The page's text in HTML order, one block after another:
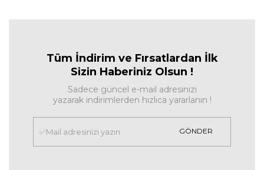
Tüm İndirim ve Fırsatlardan İlk
Sizin Haberiniz Olsun !
Sadece güncel e-mail adresinizi
yazarak indirimlerden hızlıca yararlanın !
GÖNDER